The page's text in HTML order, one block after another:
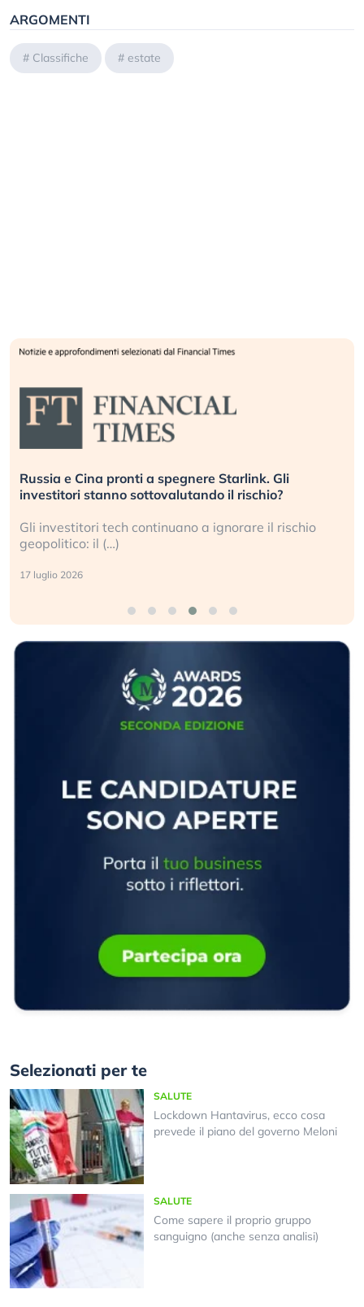
ARGOMENTI
# Classifiche # estate
Russia e Cina pronti a spegnere Starlink. Gli
investitori stanno sottovalutando il rischio?
Gli investitori tech continuano a ignorare il rischio
geopolitico: il (…)
17 luglio 2026
Selezionati per te
SALUTE
Lockdown Hantavirus, ecco cosa
prevede il piano del governo Meloni
SALUTE
Come sapere il proprio gruppo
sanguigno (anche senza analisi)